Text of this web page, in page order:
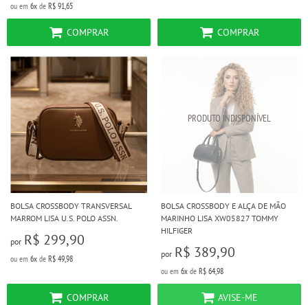
ou em 6x de R$ 91,65
COMPRAR COMPRAR
BOLSA CROSSBODY TRANSVERSAL
MARROM LISA U.S. POLO ASSN.
por R$ 299,90
ou em 6x de R$ 49,98
COMPRAR
BOLSA CROSSBODY E ALÇA DE MÃO
MARINHO LISA XW05827 TOMMY
HILFIGER
por R$ 389,90
ou em 6x de R$ 64,98
AVISE-ME